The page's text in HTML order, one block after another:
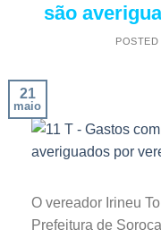
são
POSTED
21
maio
O vereador Irineu
Prefeitura de